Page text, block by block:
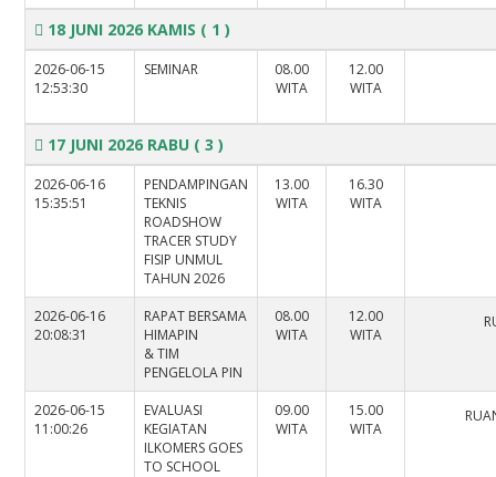
18 JUNI 2026 KAMIS ( 1 )
2026-06-15
12:53:30
SEMINAR
08.00
WITA
12.00
WITA
17 JUNI 2026 RABU ( 3 )
2026-06-16
15:35:51
PENDAMPINGAN
TEKNIS
ROADSHOW
TRACER STUDY
FISIP UNMUL
TAHUN 2026
13.00
WITA
16.30
WITA
2026-06-16
20:08:31
RAPAT BERSAMA
HIMAPIN
& TIM
PENGELOLA PIN
08.00
WITA
12.00
WITA
2026-06-15
11:00:26
EVALUASI
KEGIATAN
ILKOMERS GOES
TO SCHOOL
09.00
WITA
15.00
WITA